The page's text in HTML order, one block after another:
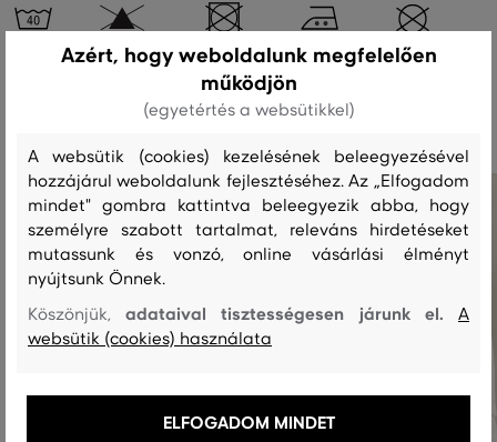
Ajánlott termékek
Azért, hogy weboldalunk megfelelően
működjön
(egyetértés a websütikkel)
A websütik (cookies) kezelésének beleegyezésével
hozzájárul weboldalunk fejlesztéséhez. Az „Elfogadom
mindet" gombra kattintva beleegyezik abba, hogy
személyre szabott tartalmat, releváns hirdetéseket
mutassunk és vonzó, online vásárlási élményt
nyújtsunk Önnek.
Köszönjük,adataival tisztességesen járunk el.A
websütik (cookies) használata
ELFOGADOM MINDET